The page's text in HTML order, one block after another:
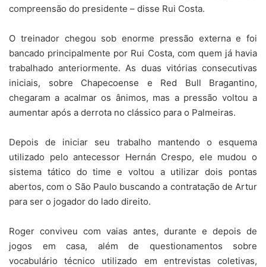
compreensão do presidente – disse Rui Costa.
O treinador chegou sob enorme pressão externa e foi
bancado principalmente por Rui Costa, com quem já havia
trabalhado anteriormente. As duas vitórias consecutivas
iniciais, sobre Chapecoense e Red Bull Bragantino,
chegaram a acalmar os ânimos, mas a pressão voltou a
aumentar após a derrota no clássico para o Palmeiras.
Depois de iniciar seu trabalho mantendo o esquema
utilizado pelo antecessor Hernán Crespo, ele mudou o
sistema tático do time e voltou a utilizar dois pontas
abertos, com o São Paulo buscando a contratação de Artur
para ser o jogador do lado direito.
Roger conviveu com vaias antes, durante e depois de
jogos em casa, além de questionamentos sobre
vocabulário técnico utilizado em entrevistas coletivas,